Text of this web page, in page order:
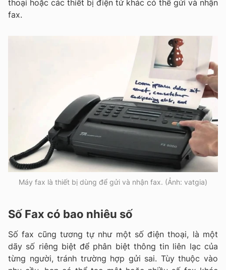
thoại hoặc các thiết bị điện tử khác có thể gửi và nhận
fax.
Máy fax là thiết bị dùng để gửi và nhận fax. (Ảnh: vatgia)
Số Fax có bao nhiêu số
Số fax cũng tương tự như một số điện thoại, là một
dãy số riêng biệt để phân biệt thông tin liên lạc của
từng người, tránh trường hợp gửi sai. Tùy thuộc vào